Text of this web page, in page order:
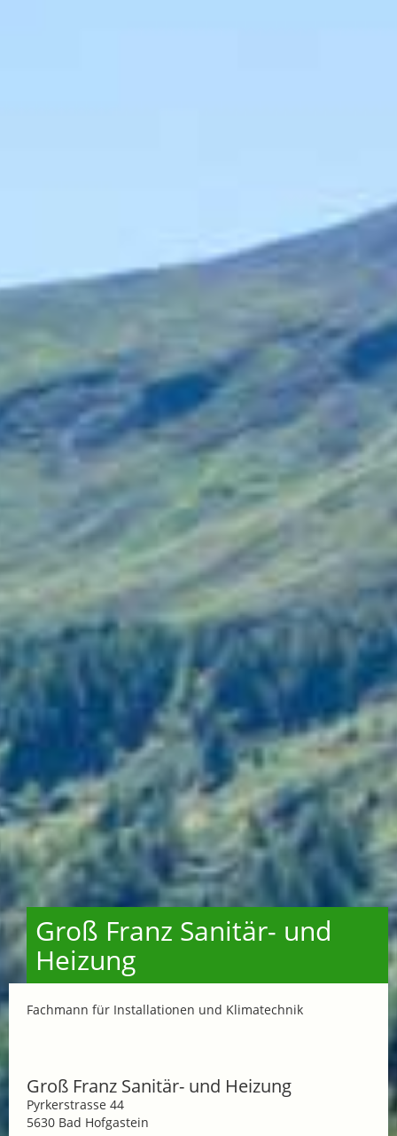
Groß Franz Sanitär- und
Heizung
Fachmann für Installationen und Klimatechnik
Groß Franz Sanitär- und Heizung
Pyrkerstrasse 44
5630 Bad Hofgastein